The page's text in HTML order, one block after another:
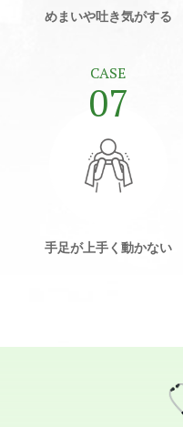
めまいや吐き気がする
CASE
07
手足が上手く動かない